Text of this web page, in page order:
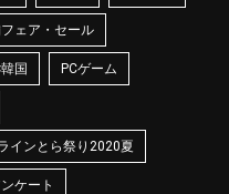
ェア・セール
国 PCゲーム
インとら祭り2020夏
ケート